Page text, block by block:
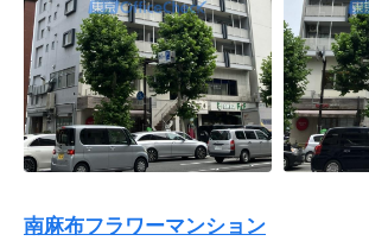
南麻布フラワーマンション